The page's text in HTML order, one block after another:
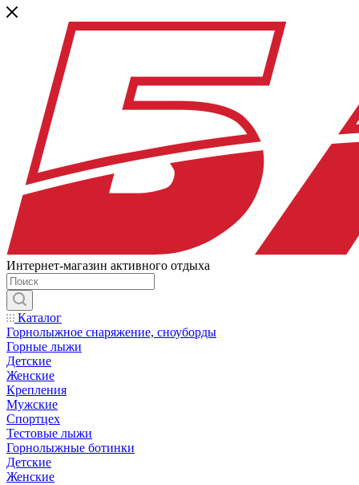
Интернет-магазин активного отдыха
Каталог
Горнолыжное снаряжение, сноуборды
Горные лыжи
Детские
Женские
Крепления
Мужские
Спортцех
Тестовые лыжи
Горнолыжные ботинки
Детские
Женские